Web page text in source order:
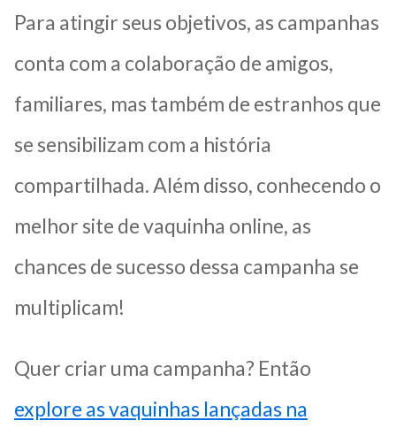
Para atingir seus objetivos, as campanhas
conta com a colaboração de amigos,
familiares, mas também de estranhos que
se sensibilizam com a história
compartilhada. Além disso, conhecendo o
melhor site de vaquinha online, as
chances de sucesso dessa campanha se
multiplicam!
Quer criar uma campanha? Então
explore as vaquinhas lançadas na